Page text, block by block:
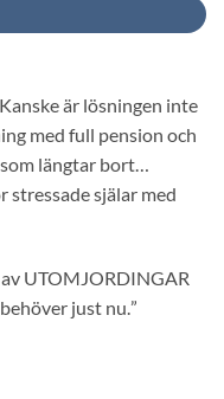
är lösningen inte
med full pension och
längtar bort…
själar med
UTOMJORDINGAR
just nu. ”